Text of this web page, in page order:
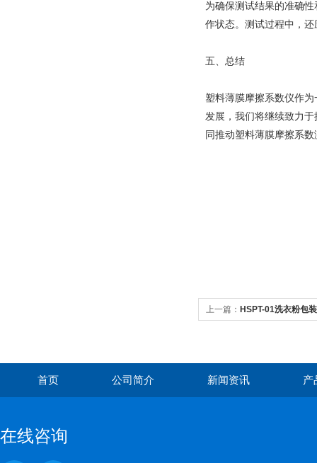
为确保测试结果的准确
作状态。测试过程中，
五、总结
塑料薄膜摩擦系数仪作
发展，我们将继续致力
同推动塑料薄膜摩擦系
上一篇： HSPT-01洗衣粉包
首页 公司简介 新闻资讯 产
在线咨询